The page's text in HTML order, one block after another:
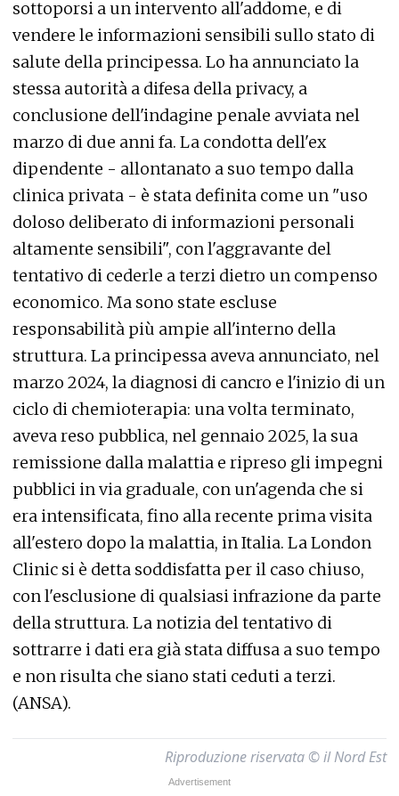
sottoporsi a un intervento all'addome, e di
vendere le informazioni sensibili sullo stato di
salute della principessa. Lo ha annunciato la
stessa autorità a difesa della privacy, a
conclusione dell'indagine penale avviata nel
marzo di due anni fa. La condotta dell'ex
dipendente - allontanato a suo tempo dalla
clinica privata - è stata definita come un "uso
doloso deliberato di informazioni personali
altamente sensibili", con l'aggravante del
tentativo di cederle a terzi dietro un compenso
economico. Ma sono state escluse
responsabilità più ampie all'interno della
struttura. La principessa aveva annunciato, nel
marzo 2024, la diagnosi di cancro e l'inizio di un
ciclo di chemioterapia: una volta terminato,
aveva reso pubblica, nel gennaio 2025, la sua
remissione dalla malattia e ripreso gli impegni
pubblici in via graduale, con un'agenda che si
era intensificata, fino alla recente prima visita
all'estero dopo la malattia, in Italia. La London
Clinic si è detta soddisfatta per il caso chiuso,
con l'esclusione di qualsiasi infrazione da parte
della struttura. La notizia del tentativo di
sottrarre i dati era già stata diffusa a suo tempo
e non risulta che siano stati ceduti a terzi.
(ANSA).
Riproduzione riservata © il Nord Est